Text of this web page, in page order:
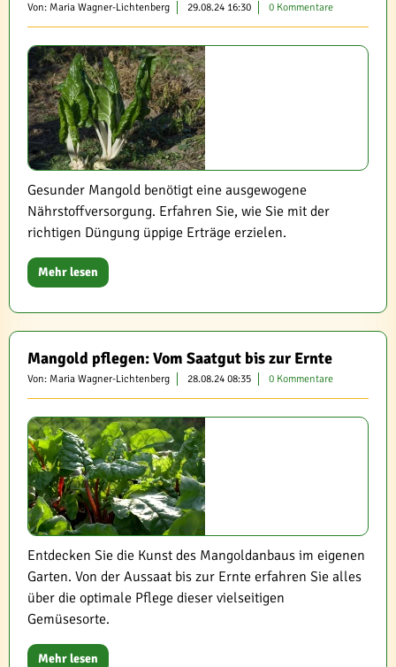
Von: Maria Wagner-Lichtenberg 29.08.24 16:30 0 Kommentare
Gesunder Mangold benötigt eine ausgewogene
Nährstoffversorgung. Erfahren Sie, wie Sie mit der
richtigen Düngung üppige Erträge erzielen.
Mehr lesen
Mangold pflegen: Vom Saatgut bis zur Ernte
Von: Maria Wagner-Lichtenberg 28.08.24 08:35 0 Kommentare
Entdecken Sie die Kunst des Mangoldanbaus im eigenen
Garten. Von der Aussaat bis zur Ernte erfahren Sie alles
über die optimale Pflege dieser vielseitigen
Gemüsesorte.
Mehr lesen